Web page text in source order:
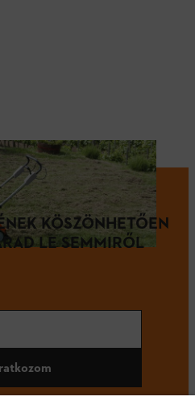
KÖSZÖNHETŐEN
LE SEMMIRŐL